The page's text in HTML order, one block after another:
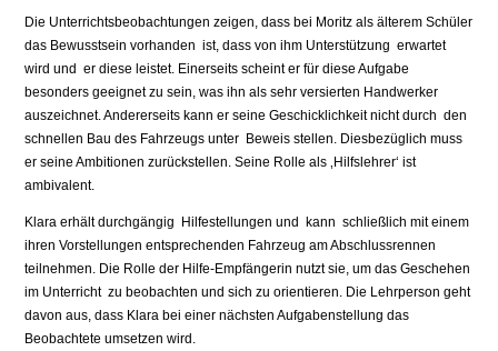
Die Unterrichtsbeobachtungen zeigen, dass bei Moritz als älterem Schüler
das Bewusstsein vorhanden ist, dass von ihm Unterstützung erwartet
wird und er diese leistet. Einerseits scheint er für diese Aufgabe
besonders geeignet zu sein, was ihn als sehr versierten Handwerker
auszeichnet. Andererseits kann er seine Geschicklichkeit nicht durch den
schnellen Bau des Fahrzeugs unter Beweis stellen. Diesbezüglich muss
er seine Ambitionen zurückstellen. Seine Rolle als ‚Hilfslehrer‘ ist
ambivalent.
Klara erhält durchgängig Hilfestellungen und kann schließlich mit einem
ihren Vorstellungen entsprechenden Fahrzeug am Abschlussrennen
teilnehmen. Die Rolle der Hilfe-Empfängerin nutzt sie, um das Geschehen
im Unterricht zu beobachten und sich zu orientieren. Die Lehrperson geht
davon aus, dass Klara bei einer nächsten Aufgabenstellung das
Beobachtete umsetzen wird.